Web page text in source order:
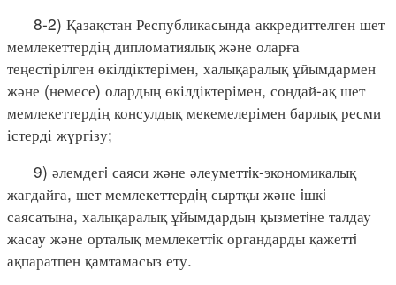
8-2) Қазақстан Республикасында аккредиттелген шет
мемлекеттердің дипломатиялық және оларға
теңестірілген өкілдіктерімен, халықаралық ұйымдармен
және (немесе) олардың өкілдіктерімен, сондай-ақ шет
мемлекеттердің консулдық мекемелерімен барлық ресми
істерді жүргізу;
9) әлемдегi саяси және әлеуметтiк-экономикалық
жағдайға, шет мемлекеттердiң сыртқы және iшкi
саясатына, халықаралық ұйымдардың қызметiне талдау
жасау және орталық мемлекеттiк органдарды қажеттi
ақпаратпен қамтамасыз ету.